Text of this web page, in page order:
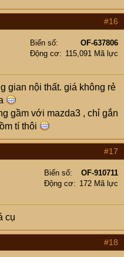
#16
Biển số
OF-637806
Động cơ
115,091 Mã lực
gian nội thất. giá không rẻ
gầm với mazda3 , chỉ gắn
tí thôi
#17
Biển số
OF-910711
Động cơ
172 Mã lực
cụ
#18